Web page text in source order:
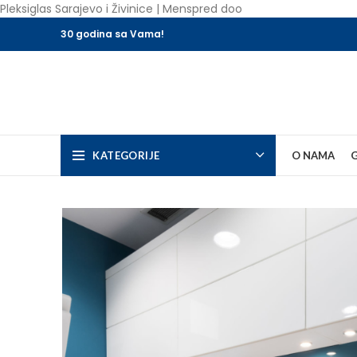
Pleksiglas Sarajevo i Živinice | Menspred doo
30 godina sa Vama!
KATEGORIJE O NAMA